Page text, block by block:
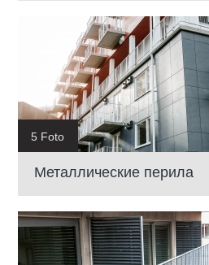
5 Foto
Металлические перила